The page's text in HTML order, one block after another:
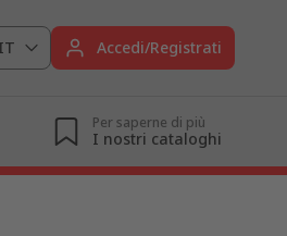
IT Accedi/Registrati
Per saperne di più
I nostri cataloghi